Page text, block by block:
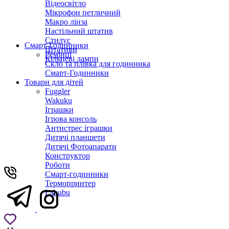
Відеосвітло
Мікрофон петличний
Макро лінза
Настільний штатив
Стилус
Штативи
Кільцеві лампи
Смарт-Годинники
Ремінці
Скло та плівка для годинника
Смарт-Годинники
Товари для дітей
Fuggler
Wakuku
Іграшки
Ігрова консоль
Антистрес іграшки
Дитячi планшети
Дитячі Фотоапарати
Конструктор
Роботи
Смарт-годинники
Термопринтер
Labubu